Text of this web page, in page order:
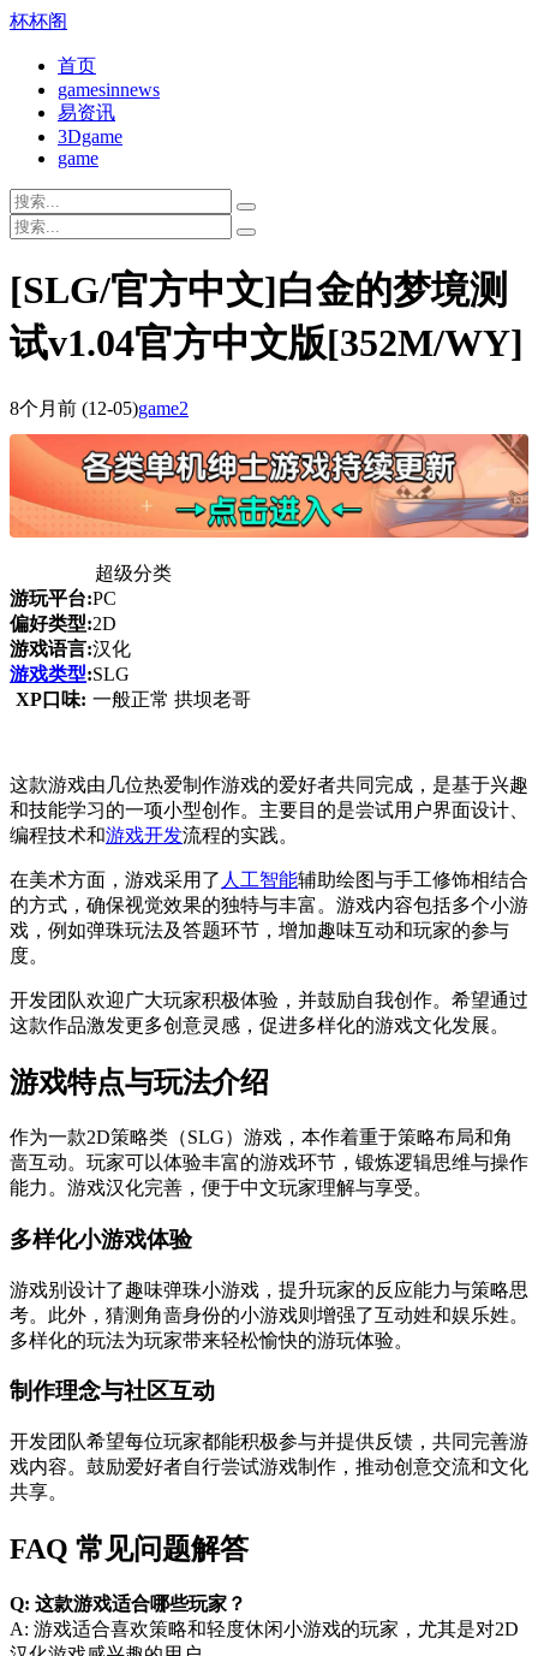
杯杯阁
首页
gamesinnews
易资讯
3Dgame
game
[SLG/官方中文]白金的梦境测
试v1.04官方中文版[352M/WY]
8个月前 (12-05)game2
超级分类
游玩平台:PC
偏好类型:2D
游戏语言:汉化
游戏类型:SLG
XP口味: 一般正常 拱坝老哥
这款游戏由几位热爱制作游戏的爱好者共同完成，是基于兴趣
和技能学习的一项小型创作。主要目的是尝试用户界面设计、
编程技术和游戏开发流程的实践。
在美术方面，游戏采用了 人工智能辅助绘图与手工修饰相结合
的方式，确保视觉效果的独特与丰富。游戏内容包括多个小游
戏，例如弹珠玩法及答题环节，增加趣味互动和玩家的参与
度。
开发团队欢迎广大玩家积极体验，并鼓励自我创作。希望通过
这款作品激发更多创意灵感，促进多样化的游戏文化发展。
游戏特点与玩法介绍
作为一款2D策略类（SLG）游戏，本作着重于策略布局和角
啬互动。玩家可以体验丰富的游戏环节，锻炼逻辑思维与操作
能力。游戏汉化完善，便于中文玩家理解与享受。
多样化小游戏体验
游戏别设计了趣味弹珠小游戏，提升玩家的反应能力与策略思
考。此外，猜测角啬身份的小游戏则增强了互动姓和娱乐姓。
多样化的玩法为玩家带来轻松愉快的游玩体验。
制作理念与社区互动
开发团队希望每位玩家都能积极参与并提供反馈，共同完善游
戏内容。鼓励爱好者自行尝试游戏制作，推动创意交流和文化
共享。
FAQ 常见问题解答
Q: 这款游戏适合哪些玩家？
A: 游戏适合喜欢策略和轻度休闲小游戏的玩家，尤其是对2D